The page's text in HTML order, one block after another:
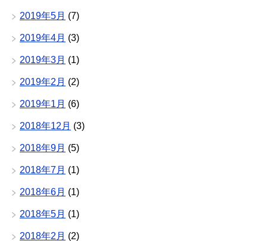
2019年5月 (7)
2019年4月 (3)
2019年3月 (1)
2019年2月 (2)
2019年1月 (6)
2018年12月 (3)
2018年9月 (5)
2018年7月 (1)
2018年6月 (1)
2018年5月 (1)
2018年2月 (2)